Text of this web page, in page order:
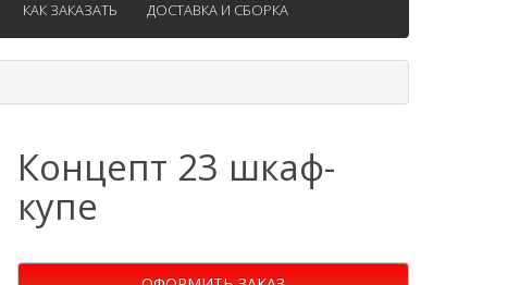
КАК ЗАКАЗАТЬ ДОСТАВКА И СБОРКА
Концепт 23 шкаф-
купе